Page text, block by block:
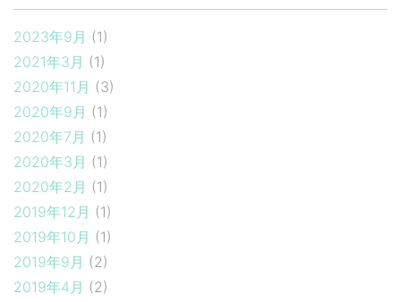
2023年9月 (1)
2021年3月 (1)
2020年11月 (3)
2020年9月 (1)
2020年7月 (1)
2020年3月 (1)
2020年2月 (1)
2019年12月 (1)
2019年10月 (1)
2019年9月 (2)
2019年4月 (2)